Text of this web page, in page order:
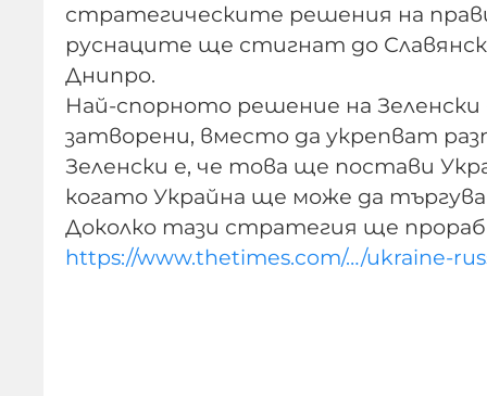
стратегическите решения на
руснаците ще стигнат до
Днипро.
Най-спорното решение на
затворени, вместо да укрепват
Зеленски е, че това ще постави
когато Украйна ще може да
Доколко тази стратегия ще
https://www.thetimes.com/…/ukraine-